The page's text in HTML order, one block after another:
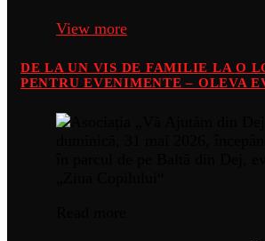
View more
DE LA UN VIS DE FAMILIE LA O
PENTRU EVENIMENTE – OLEVA